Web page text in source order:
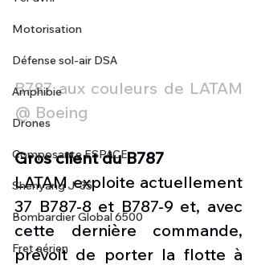
Motorisation
Défense sol-air DSA
Amphibie
Drones
Composante ESPACE
Shenyang J-35
Bombardier Global 6500
Fret aérien
B787 aux couleurs de LATAM
@ Boeing
Gros client du B787
LATAM exploite actuellement
37 B787-8 et B787-9 et, avec
cette dernière commande,
prévoit de porter la flotte à